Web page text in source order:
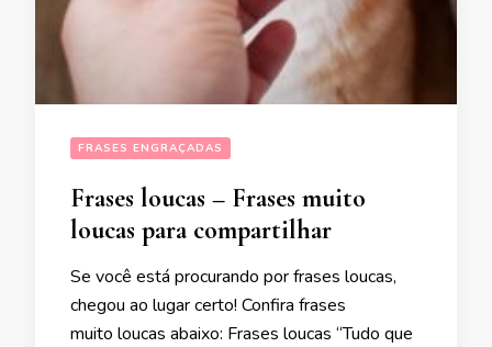
FRASES ENGRAÇADAS
Frases loucas – Frases muito
loucas para compartilhar
Se você está procurando por frases loucas,
chegou ao lugar certo! Confira frases
muito loucas abaixo: Frases loucas “Tudo que